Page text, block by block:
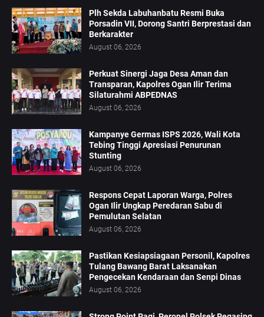
Plh Sekda Labuhanbatu Resmi Buka
Porsadin VII, Dorong Santri Berprestasi dan
Berkarakter
August 06, 2026
Perkuat Sinergi Jaga Desa Aman dan
Transparan, Kapolres Ogan Ilir Terima
Silaturahmi ABPEDNAS
August 06, 2026
Kampanye Germas ISPS 2026, Wali Kota
Tebing Tinggi Apresiasi Penurunan
Stunting
August 06, 2026
Respons Cepat Laporan Warga, Polres
Ogan Ilir Ungkap Peredaran Sabu di
Pemulutan Selatan
August 06, 2026
Pastikan Kesiapsiagaan Personil, Kapolres
Tulang Bawang Barat Laksanakan
Pengecekan Kendaraan dan Senpi Dinas
August 06, 2026